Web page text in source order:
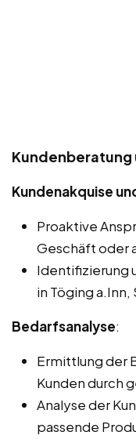
Kundenberatung
Kundenakquise
Proaktive
Geschäft oder
Identifizierung
in Töging a.Inn,
Bedarfsanalyse:
Ermittlung der
Kunden durch
Analyse der
passende